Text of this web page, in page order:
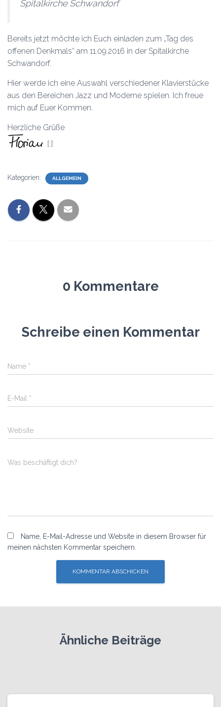
Spitalkirche Schwandorf
Bereits jetzt möchte ich Euch einladen zum „Tag des
offenen Denkmals“ am 11.09.2016 in der Spitalkirche
Schwandorf.
Hier werde ich eine Auswahl verschiedener Klavierstücke
aus den Bereichen Jazz und Moderne spielen. Ich freue
mich auf Euer Kommen.
Herzliche Grüße
[:]
Kategorien: ALLGEMEIN
0 Kommentare
Schreibe einen Kommentar
Name *
E-Mail *
Website
Was beschäftigt dich?
Name, E-Mail-Adresse und Website in diesem Browser für
meinen nächsten Kommentar speichern.
Ähnliche Beiträge